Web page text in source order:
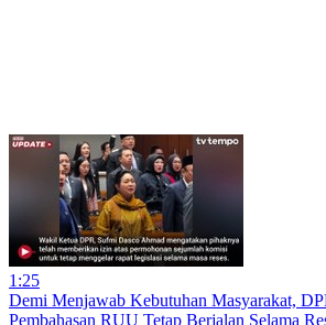
1:25
Demi Menjawab Kebutuhan Masyarakat,
Pembahasan RUU Tetap Berjalan Selama